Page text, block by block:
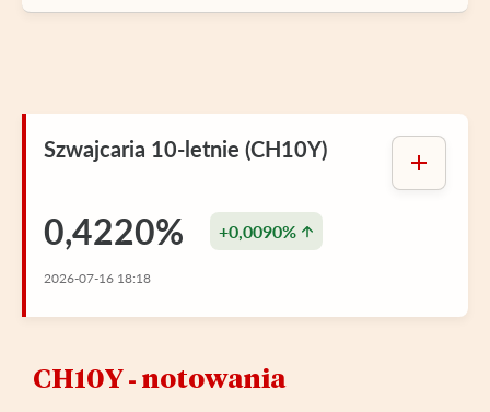
Szwajcaria 10-letnie (CH10Y)
0,4220% +0,0090%
2026-07-16 18:18
CH10Y ‑ notowania